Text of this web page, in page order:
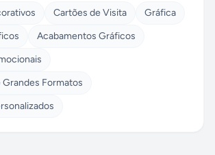
Cartões de Visita
Gráfica
Acabamentos Gráficos
Grandes Formatos